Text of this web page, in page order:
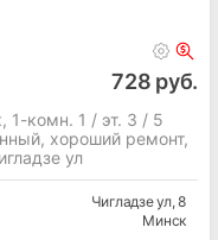
728 руб.
1-комн. 1 / эт. 3 / 5
хороший ремонт,
ул
Чигладзе ул, 8
Минск